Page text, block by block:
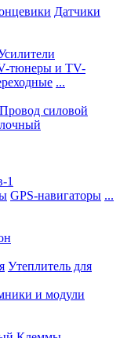
Датчики
тюнеры и TV-
...
Провод силовой
1
GPS-навигаторы ...
Утеплитель для
и модули